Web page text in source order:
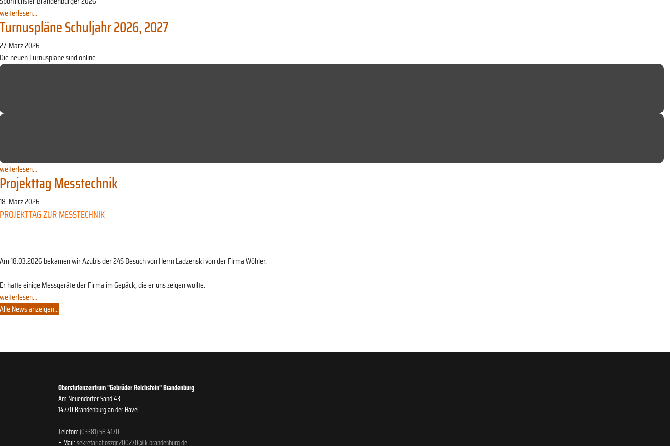
weiterlesen...
Turnuspläne Schuljahr 2026, 2027
27. März 2026
Die neuen Turnuspläne sind online.
weiterlesen...
Projekttag Messtechnik
18. März 2026
PROJEKTTAG ZUR MESSTECHNIK
Am 18.03.2026 bekamen wir Azubis der 24S Besuch von Herrn Ladzenski von der Firma Wöhler.
Er hatte einige Messgeräte der Firma im Gepäck, die er uns zeigen wollte.
weiterlesen...
Alle News anzeigen...
Oberstufenzentrum "Gebrüder Reichstein" Brandenburg
Am Neuendorfer Sand 43
14770 Brandenburg an der Havel
Telefon: (03381) 58 4170
E-Mail:sekretariat.oszgr.200270@lk.brandenburg.de